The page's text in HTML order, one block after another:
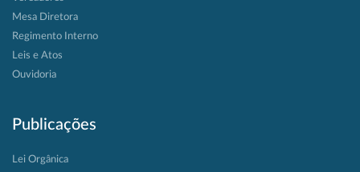
Mesa Diretora
Regimento Interno
Leis e Atos
Ouvidoria
Publicações
Lei Orgânica